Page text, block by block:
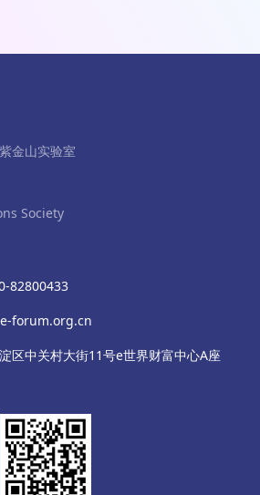
金山实验室
Society
82800433
forum.org.cn
区中关村大街11号e世界财富中心A座